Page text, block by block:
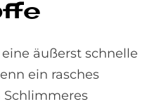
äußerst schnelle
ein rasches